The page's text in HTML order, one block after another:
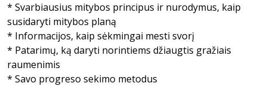
* Svarbiausius mitybos principus ir nurodymus, kaip
susidaryti mitybos planą
* Informacijos, kaip sėkmingai mesti svorį
* Patarimų, ką daryti norintiems džiaugtis gražiais
raumenimis
* Savo progreso sekimo metodus